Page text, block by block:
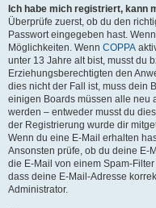
Ich habe mich registriert, kann
Überprüfe zuerst, ob du den
Passwort eingegeben hast.
Möglichkeiten. Wenn COPPA
unter 13 Jahre alt bist, musst du
Erziehungsberechtigten den
dies nicht der Fall ist, muss dein
einigen Boards müssen alle neu
werden – entweder musst du
der Registrierung wurde dir
Wenn du eine E-Mail erhalten
Ansonsten prüfe, ob du deine E-
die E-Mail von einem Spam-
dass deine E-Mail-Adresse
Administrator.